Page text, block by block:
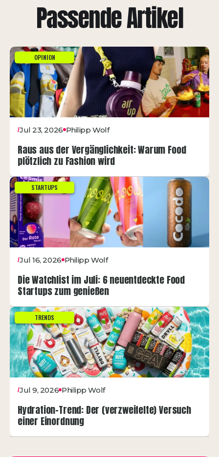
Passende Artikel
OPINION
/Jul 23, 2026 Philipp Wolf
Raus aus der Vergänglichkeit: Warum Food
plötzlich zu Fashion wird
STARTUPS
/Jul 16, 2026 Philipp Wolf
Die Watchlist im Juli: 6 neuentdeckte Food
Startups zum genießen
TRENDS
/Jul 9, 2026 Philipp Wolf
Hydration-Trend: Der (verzweifelte) Versuch
einer Einordnung